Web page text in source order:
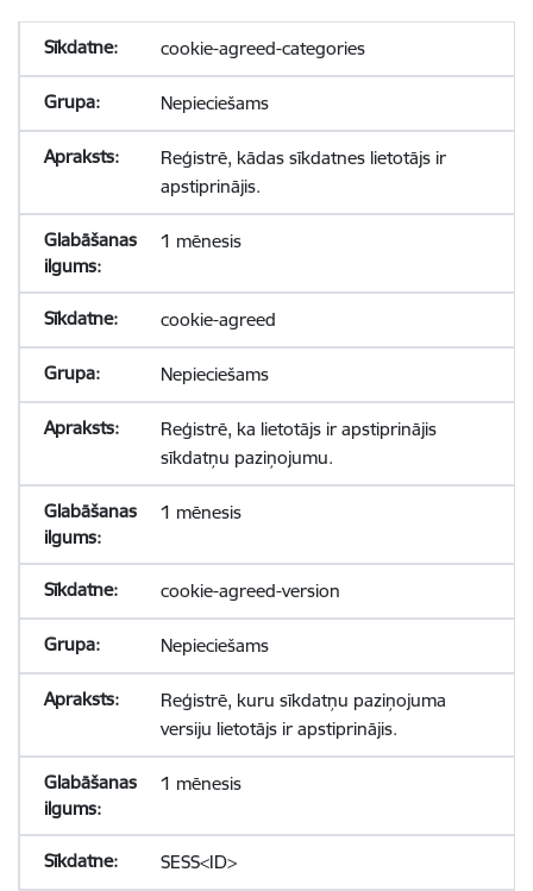
cookie-agreed-categories
Nepieciešams
Reģistrē, kādas sīkdatnes lietotājs ir
apstiprinājis.
1 mēnesis
cookie-agreed
Nepieciešams
Reģistrē, ka lietotājs ir apstiprinājis
sīkdatņu paziņojumu.
1 mēnesis
cookie-agreed-version
Nepieciešams
Reģistrē, kuru sīkdatņu paziņojuma
versiju lietotājs ir apstiprinājis.
1 mēnesis
SESS<ID>